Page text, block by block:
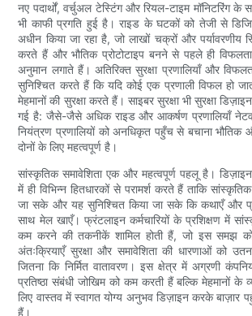
नए पदार्थों, वर्चुअल टेस्टिंग और रियल-टाइम मॉनिटरिंग के
भी काफी प्रगति हुई है। राइड के घटकों को तेजी से
अधीन किया जा रहा है, जो लाखों चक्रों और पर्यावरणीय
करते हैं और भौतिक प्रोटोटाइप बनने से पहले ही
अनुमान लगाते हैं। अतिरिक्त सुरक्षा प्रणालियाँ और
सुनिश्चित करते हैं कि यदि कोई एक प्रणाली विफल हो
मेहमानों की सुरक्षा करते हैं। साइबर सुरक्षा भी सुरक्षा
गई है: जैसे-जैसे अधिक राइड और आकर्षण प्रणालियाँ
नियंत्रण प्रणालियों को अनधिकृत पहुँच से बचाना भौतिक
दोनों के लिए महत्वपूर्ण है।
सांस्कृतिक समावेशिता एक और महत्वपूर्ण पहलू है।
में ही विभिन्न हितधारकों से परामर्श करते हैं ताकि
जा सके और यह सुनिश्चित किया जा सके कि कथाएँ और
साथ मेल खाएँ। फ्रंटलाइन कर्मचारियों के प्रशिक्षण में
कम करने की तकनीकें शामिल होती हैं, जो इस समझ को
अंतःक्रियाएँ सुरक्षा और समावेशिता की धारणाओं को
जितना कि निर्मित वातावरण। इस क्षेत्र में अग्रणी
प्रतिष्ठा संबंधी जोखिम को कम करती हैं बल्कि मेहमानों के
लिए वास्तव में स्वागत योग्य अनुभव डिज़ाइन करके बाज़ार
हैं।